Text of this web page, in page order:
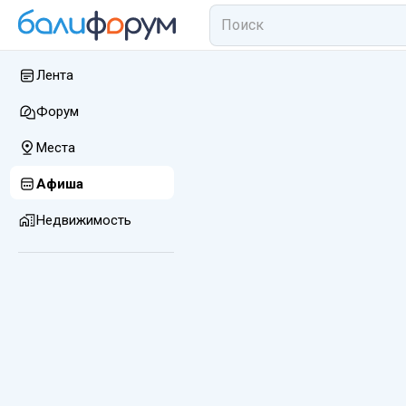
Лента
Форум
Места
Афиша
Недвижимость